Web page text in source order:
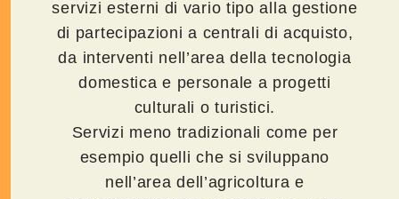
servizi esterni di vario tipo alla gestione
di partecipazioni a centrali di acquisto,
da interventi nell’area della tecnologia
domestica e personale a progetti
culturali o turistici.
Servizi meno tradizionali come per
esempio quelli che si sviluppano
nell’area dell’agricoltura e